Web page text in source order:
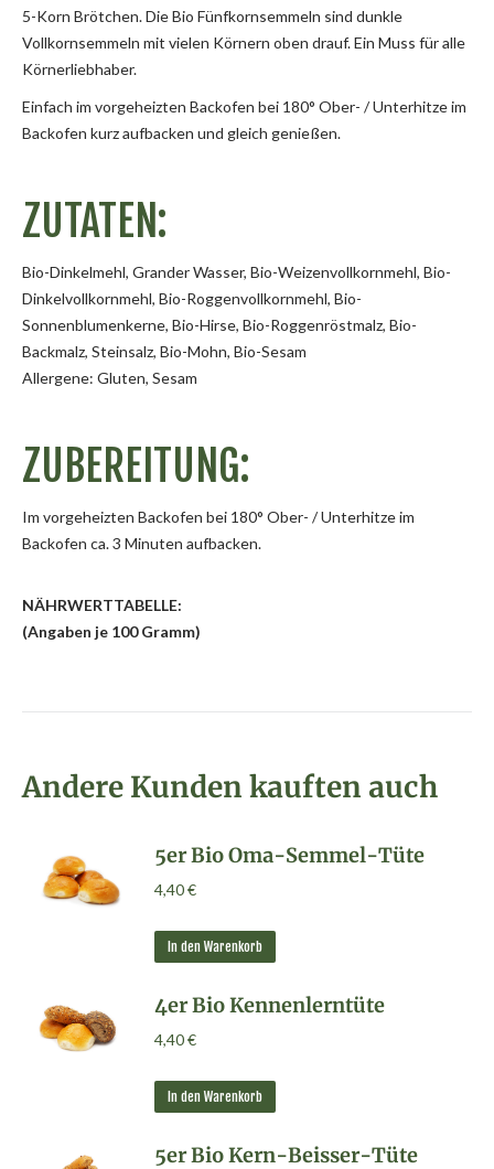
5-Korn Brötchen. Die Bio Fünfkornsemmeln sind dunkle
Vollkornsemmeln mit vielen Körnern oben drauf. Ein Muss für alle
Körnerliebhaber.
Einfach im vorgeheizten Backofen bei 180° Ober- / Unterhitze im
Backofen kurz aufbacken und gleich genießen.
ZUTATEN:
Bio-Dinkelmehl, Grander Wasser, Bio-Weizenvollkornmehl, Bio-
Dinkelvollkornmehl, Bio-Roggenvollkornmehl, Bio-
Sonnenblumenkerne, Bio-Hirse, Bio-Roggenröstmalz, Bio-
Backmalz, Steinsalz, Bio-Mohn, Bio-Sesam
Allergene: Gluten, Sesam
ZUBEREITUNG:
Im vorgeheizten Backofen bei 180° Ober- / Unterhitze im
Backofen ca. 3 Minuten aufbacken.
NÄHRWERTTABELLE:
(Angaben je 100 Gramm)
Andere Kunden kauften auch
5er Bio Oma-Semmel-Tüte
4,40€
In den Warenkorb
4er Bio Kennenlerntüte
4,40€
In den Warenkorb
5er Bio Kern-Beisser-Tüte